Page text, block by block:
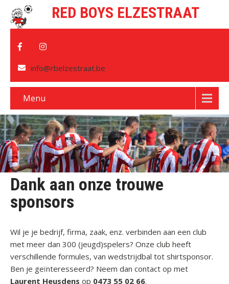
RED BOYS ELZESTRAAT
info@rbelzestraat.be
Menu
Dank aan onze trouwe
sponsors
Wil je je bedrijf, firma, zaak, enz. verbinden aan een club
met meer dan 300 (jeugd)spelers? Onze club heeft
verschillende formules, van wedstrijdbal tot shirtsponsor.
Ben je geïnteresseerd? Neem dan contact op met
Laurent Heusdens op 0473 55 02 66.